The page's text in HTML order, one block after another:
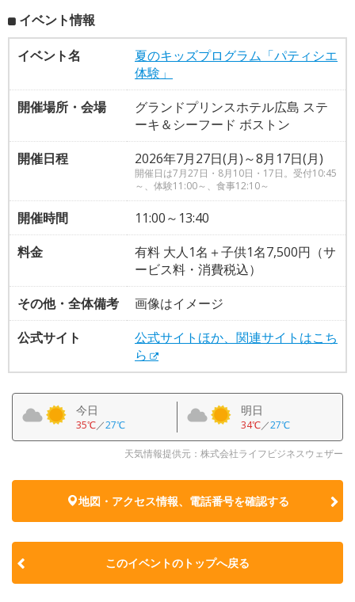
イベント情報
イベント名
夏のキッズプログラム「パティシエ
体験」
開催場所・会場
グランドプリンスホテル広島 ステ
ーキ＆シーフード ボストン
開催日程
2026年7月27日(月)～8月17日(月)
開催日は7月27日・8月10日・17日。受付10:45
～、体験11:00～、食事12:10～
開催時間
11:00～13:40
料金
有料 大人1名＋子供1名7,500円（サ
ービス料・消費税込）
その他・全体備考
画像はイメージ
公式サイト
公式サイトほか、関連サイトはこち
ら
今日
35℃／27℃
明日
34℃／27℃
天気情報提供元：株式会社ライフビジネスウェザー
地図・アクセス情報、電話番号を確認する
このイベントのトップへ戻る